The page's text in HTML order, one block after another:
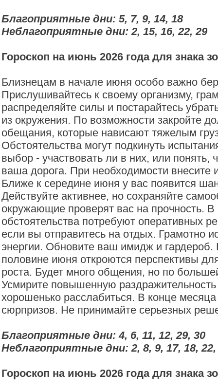
Благоприятные дни: 5, 7, 9, 14, 18
Неблагоприятные дни: 2, 15, 16, 22, 29
Гороскоп на июнь 2026 года для знака
Близнецам в начале июня особо важно
Прислушивайтесь к своему организму,
распределяйте силы и постарайтесь
из окружения. По возможности закройте
обещания, которые нависают тяжелым
Обстоятельства могут подкинуть
выбор - участвовать ли в них, или понять,
ваша дорога. При необходимости внесите
Ближе к середине июня у вас появится
Действуйте активнее, но сохраняйте
окружающие проверят вас на прочность.
обстоятельства потребуют оперативных
если вы отправитесь на отдых. Грамотно
энергии. Обновите ваш имидж и гардероб.
половине июня откроются перспективы
роста. Будет много общения, но по
Усмирите повышенную
хорошенько расслабиться. В конце
сюрпризов. Не принимайте серьезных
Благоприятные дни: 4, 6, 11, 12, 29, 30
Неблагоприятные дни: 2, 8, 9, 17, 18, 22,
Гороскоп на июнь 2026 года для знака